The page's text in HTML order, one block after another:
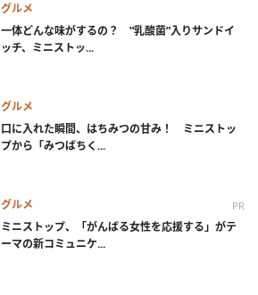
グルメ
一体どんな味がするの？ ‟乳酸菌”入りサンドイ
ッチ、ミニストッ...
グルメ
口に入れた瞬間、はちみつの甘み！ ミニストッ
プから「みつばちく...
グルメ PR
ミニストップ、「がんばる女性を応援する」がテ
ーマの新コミュニケ...